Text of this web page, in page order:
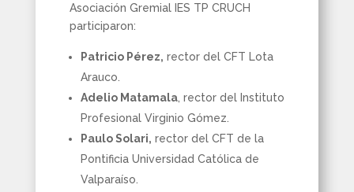
Asociación Gremial IES TP CRUCH
participaron:
Patricio Pérez, rector del CFT Lota
Arauco.
Adelio Matamala, rector del Instituto
Profesional Virginio Gómez.
Paulo Solari, rector del CFT de la
Pontificia Universidad Católica de
Valparaíso.